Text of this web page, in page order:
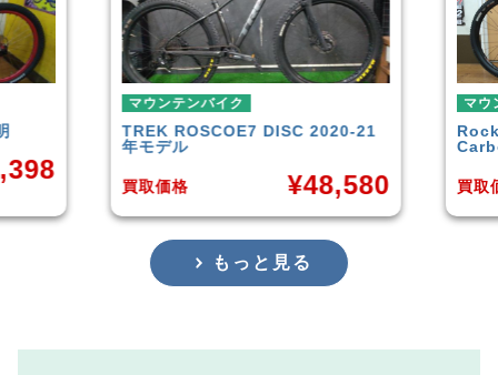
DISC 2020-21
48,580
Rocky Mountain
Element
Carbon30 2022年モデル
買取価格
もっと見る